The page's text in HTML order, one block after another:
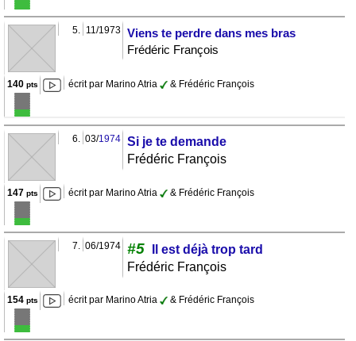
5. 11/1973
Viens te perdre dans mes bras
Frédéric François
140pts écrit par Marino Atria & Frédéric François
6. 03/1974 Si je te demande
Frédéric François
147 pts écrit par Marino Atria & Frédéric François
7. 06/1974 #5
Il est déjà trop tard
Frédéric François
154pts écrit par Marino Atria & Frédéric François